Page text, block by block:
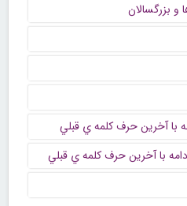
بزرگسالان
با آخرين حرف كلمه ي قبلي
با آخرين حرف كلمه ي قبلي